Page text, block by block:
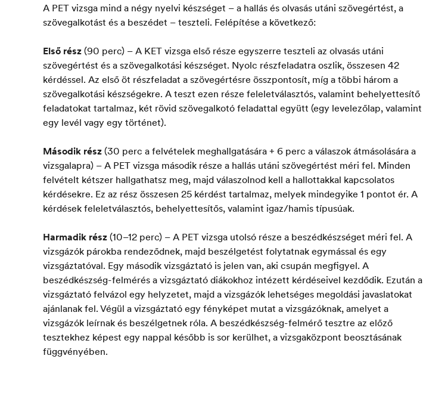
A PET vizsga mind a négy nyelvi készséget – a hallás és olvasás utáni szövegértést, a
szövegalkotást és a beszédet – teszteli. Felépítése a következő:
Első rész(90 perc) – A KET vizsga első része egyszerre teszteli az olvasás utáni
szövegértést és a szövegalkotási készséget. Nyolc részfeladatra oszlik, összesen 42
kérdéssel. Az első öt részfeladat a szövegértésre összpontosít, míg a többi három a
szövegalkotási készségekre. A teszt ezen része feleletválasztós, valamint behelyettesítő
feladatokat tartalmaz, két rövid szövegalkotó feladattal együtt (egy levelezőlap, valamint
egy levél vagy egy történet).
Második rész(30 perc a felvételek meghallgatására + 6 perc a válaszok átmásolására a
vizsgalapra) – A PET vizsga második része a hallás utáni szövegértést méri fel. Minden
felvételt kétszer hallgathatsz meg, majd válaszolnod kell a hallottakkal kapcsolatos
kérdésekre. Ez az rész összesen 25 kérdést tartalmaz, melyek mindegyike 1 pontot ér. A
kérdések feleletválasztós, behelyettesítős, valamint igaz/hamis típusúak.
Harmadik rész(10–12 perc) – A PET vizsga utolsó része a beszédkészséget méri fel. A
vizsgázók párokba rendeződnek, majd beszélgetést folytatnak egymással és egy
vizsgáztatóval. Egy második vizsgáztató is jelen van, aki csupán megfigyel. A
beszédkészség-felmérés a vizsgáztató diákokhoz intézett kérdéseivel kezdődik. Ezután a
vizsgáztató felvázol egy helyzetet, majd a vizsgázók lehetséges megoldási javaslatokat
ajánlanak fel. Végül a vizsgáztató egy fényképet mutat a vizsgázóknak, amelyet a
vizsgázók leírnak és beszélgetnek róla. A beszédkészség-felmérő tesztre az előző
tesztekhez képest egy nappal később is sor kerülhet, a vizsgaközpont beosztásának
függvényében.